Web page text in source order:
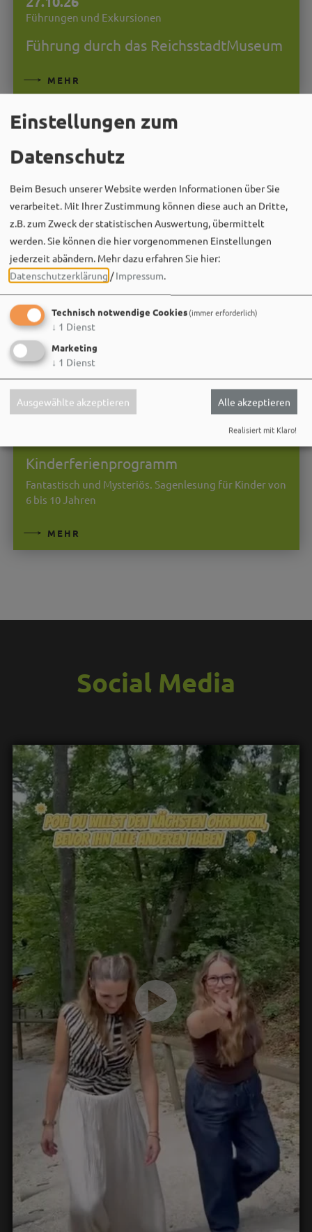
Führungen und Exkursionen
Führung durch das ReichsstadtMuseum
MEHR
03.11.26
Kinderferienprogramm
Fantastisch und Mysteriös. Sagenlesung für Kinder von
6 bis 10 Jahren
MEHR
Social Media
Einstellungen zum
Datenschutz
Beim Besuch unserer Website werden Informationen über Sie
verarbeitet. Mit Ihrer Zustimmung können diese auch an Dritte,
z.B. zum Zweck der statistischen Auswertung, übermittelt
werden. Sie können die hier vorgenommenen Einstellungen
jederzeit abändern. Mehr dazu erfahren Sie hier:
Datenschutzerklärung /Impressum.
Technisch notwendige Cookies(immer erforderlich)
↓ 1 Dienst
Marketing
↓ 1 Dienst
Ausgewählte akzeptieren Alle akzeptieren
Realisiert mit Klaro!